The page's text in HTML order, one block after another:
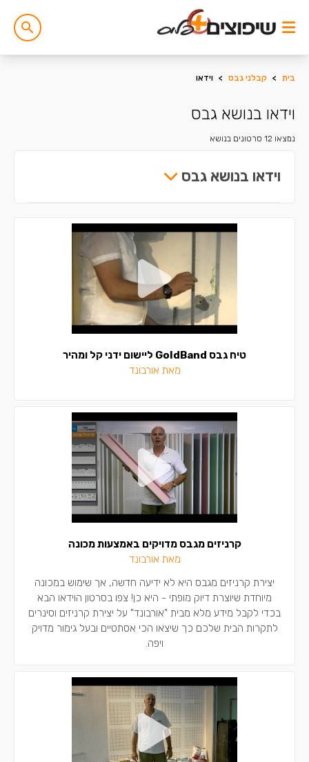
בית > קבלני גבס > וידאו
וידאו בנושא גבס
נמצאו 12 סרטונים בנושא
וידאו בנושא גבס
טיח גבס GoldBand ליישום ידני קל ומהיר
מאת אורבונד
קרניזים מגבס מדויקים באמצעות מכונה
מאת אורבונד
יצירת קרניזים מגבס היא לא ידיעה חדשה, אך שימוש במכונה
מיוחדת שיוצרת דיוק מופתי - היא כן! צפו בסרטון הוידאו הבא
בכדי לקבל מידע מלא מבית "אורבונד" על יצירת קרניזים וסינרים
לתקרות הבית שלכם כך שיצאו הכי אסתטיים ובעל גימור מדויק
ויפה.